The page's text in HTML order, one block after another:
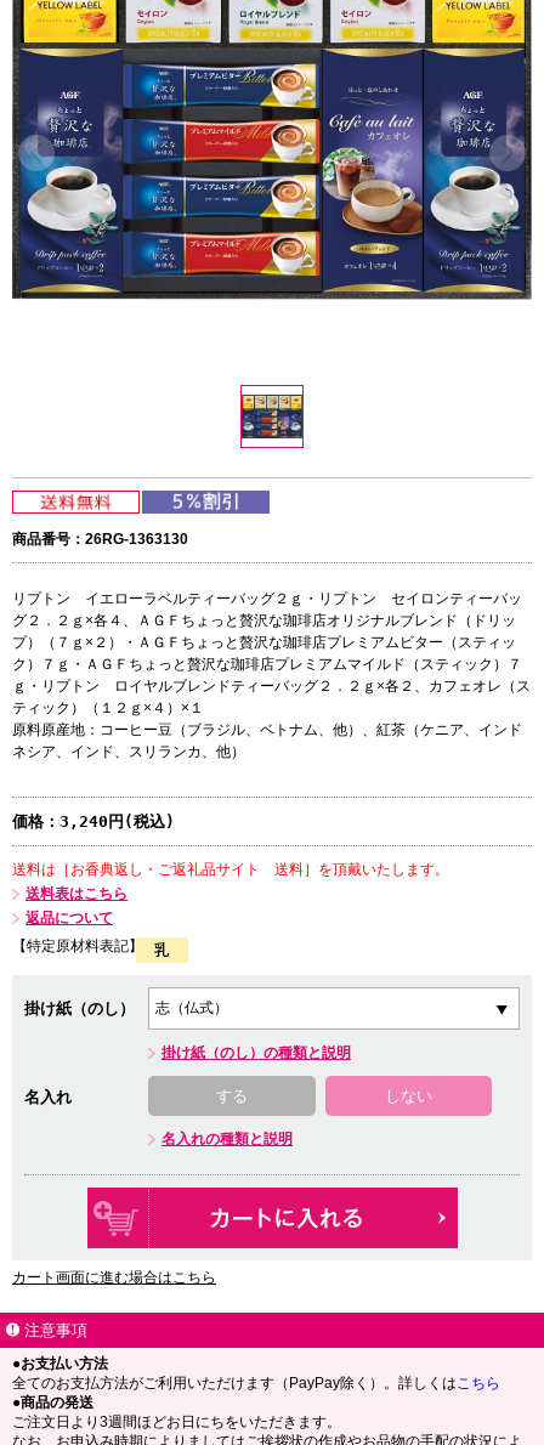
商品番号：26RG-1363130
リプトン イエローラベルティーバッグ２ｇ・リプトン セイロンティーバッ
グ２．２ｇ×各４、ＡＧＦちょっと贅沢な珈琲店オリジナルブレンド（ドリッ
プ）（７ｇ×２）・ＡＧＦちょっと贅沢な珈琲店プレミアムビター（スティッ
ク）７ｇ・ＡＧＦちょっと贅沢な珈琲店プレミアムマイルド（スティック）７
ｇ・リプトン ロイヤルブレンドティーバッグ２．２ｇ×各２、カフェオレ（ス
ティック）（１２ｇ×４）×１
原料原産地：コーヒー豆（ブラジル、ベトナム、他）、紅茶（ケニア、インド
ネシア、インド、スリランカ、他）
価格： 3,240円(税込)
送料は［お香典返し・ご返礼品サイト 送料］を頂戴いたします。
送料表はこちら
返品について
【特定原材料表記】
掛け紙（のし）
掛け紙（のし）の種類と説明
名入れ する しない
名入れの種類と説明
カート画面に進む場合はこちら
注意事項
●お支払い方法
全てのお支払方法がご利用いただけます（PayPay除く）。詳しくはこちら
●商品の発送
ご注文日より3週間ほどお日にちをいただきます。